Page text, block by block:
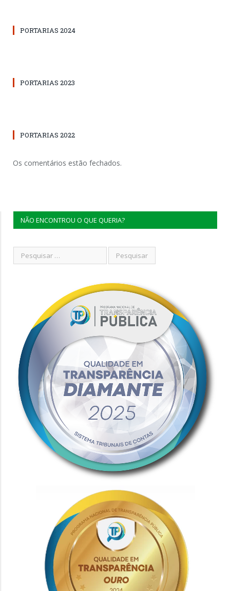
PORTARIAS 2024
PORTARIAS 2023
PORTARIAS 2022
Os comentários estão fechados.
NÃO ENCONTROU O QUE QUERIA?